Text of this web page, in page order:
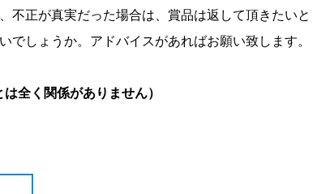
不正が真実だった場合は、賞品は返して頂きたいと
しょうか。アドバイスがあればお願い致します。
全く関係がありません）